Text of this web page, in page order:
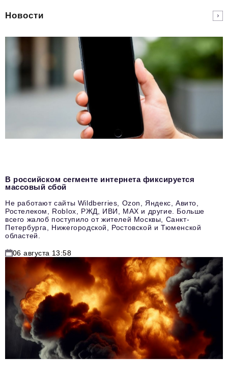
Новости
В российском сегменте интернета фиксируется
массовый сбой
Не работают сайты Wildberries, Ozon, Яндекс, Авито,
Ростелеком, Roblox, РЖД, ИВИ, MAX и другие. Больше
всего жалоб поступило от жителей Москвы, Санкт-
Петербурга, Нижегородской, Ростовской и Тюменской
областей.
06 августа 13:58